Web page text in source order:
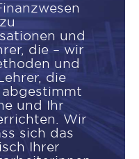
und
die – wir
und
die
und Ihr
Wir
sich das
Ihrer